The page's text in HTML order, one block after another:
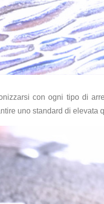
con ogni tipo di
uno standard di elevata